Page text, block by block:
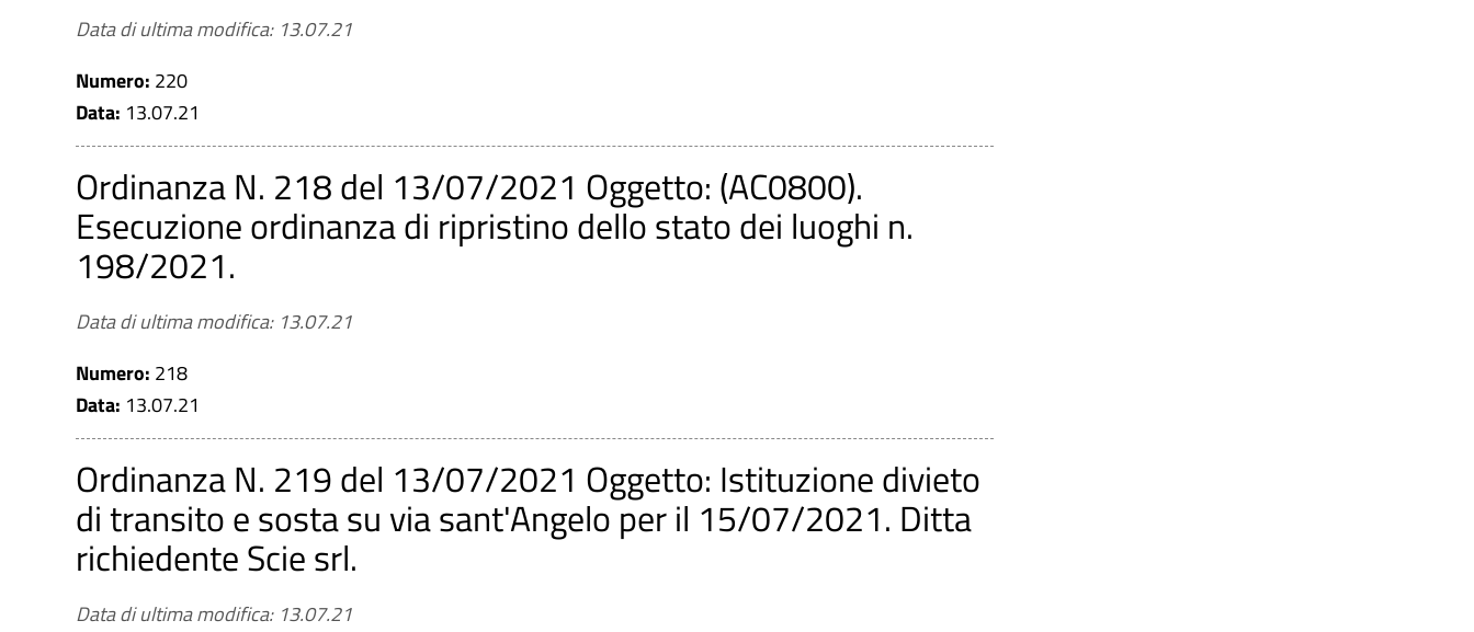
Data di ultima modifica: 13.07.21
Numero: 220
Data: 13.07.21
Ordinanza N. 218 del 13/07/2021 Oggetto: (AC0800).
Esecuzione ordinanza di ripristino dello stato dei luoghi n.
198/2021.
Data di ultima modifica: 13.07.21
Numero: 218
Data: 13.07.21
Ordinanza N. 219 del 13/07/2021 Oggetto: Istituzione divieto
di transito e sosta su via sant'Angelo per il 15/07/2021. Ditta
richiedente Scie srl.
Data di ultima modifica: 13.07.21